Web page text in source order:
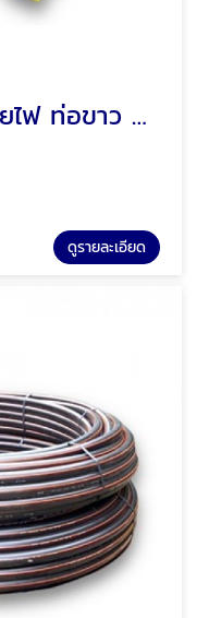
ท่อ UPVC ท่อร้อยสายไฟ ท่อขาว ท่อเหลือง พัทยา ชลบุรี
ดูรายละเอียด